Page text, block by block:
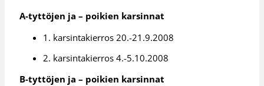
A-tyttöjen ja – poikien karsinnat
1. karsintakierros 20.-21.9.2008
2. karsintakierros 4.-5.10.2008
B-tyttöjen ja – poikien karsinnat